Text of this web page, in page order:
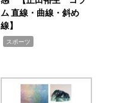
ム 直線・曲線・斜め
線】
スポーツ